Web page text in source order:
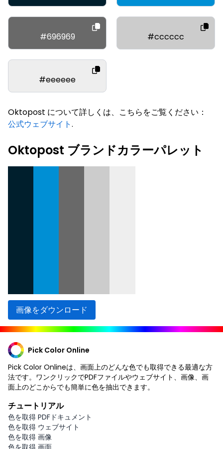
#696969 #cccccc
#eeeeee
Oktopost について詳しくは、こちらをご覧ください：
公式ウェブサイト.
Oktopost ブランドカラーパレット
画像をダウンロード
Pick Color Online
Pick Color Onlineは、画面上のどんな色でも取得できる最適な方
法です。ワンクリックでPDFファイルやウェブサイト、画像、画
面上のどこからでも簡単に色を抽出できます。
チュートリアル
色を取得 PDFドキュメント
色を取得 ウェブサイト
色を取得 画像
色を取得 画面